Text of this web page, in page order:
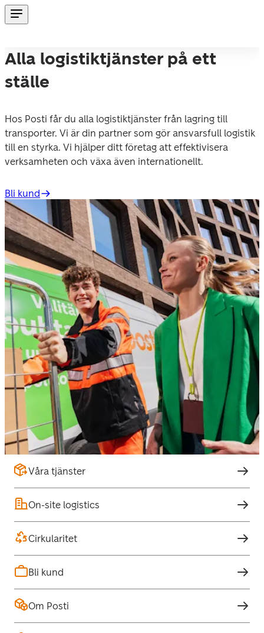
Alla logistiktjänster på ett
ställe
Hos Posti får du alla logistiktjänster från lagring till
transporter. Vi är din partner som gör ansvarsfull logistik
till en styrka. Vi hjälper ditt företag att effektivisera
verksamheten och växa även internationellt.
Bli kund
Våra tjänster
On-site logistics
Cirkularitet
Bli kund
Om Posti